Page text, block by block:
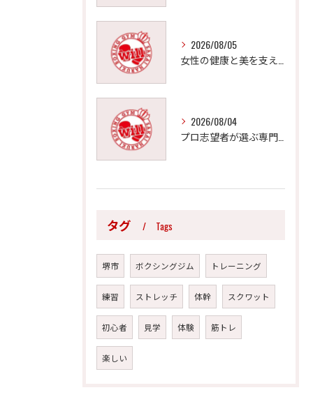
2026/08/05
2026/08/04
タグ Tags
堺市 ボクシングジム トレーニング
練習 ストレッチ 体幹 スクワット
初心者 見学 体験 筋トレ
楽しい